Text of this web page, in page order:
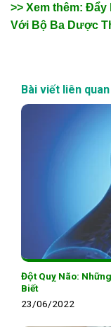
>> Xem thêm:
Với Bộ Ba Dược
Bài viết liên quan
Đột Quỵ Não:
Biết
23/06/2022